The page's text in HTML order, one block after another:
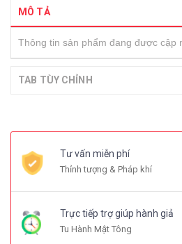
MÔ TẢ
Thông tin sản phẩm đang được cập
TAB TÙY CHỈNH
Tư vấn miễn phí
Thỉnh tượng & Pháp khí
Trực tiếp trợ giúp hành giả
Tu Hành Mật Tông